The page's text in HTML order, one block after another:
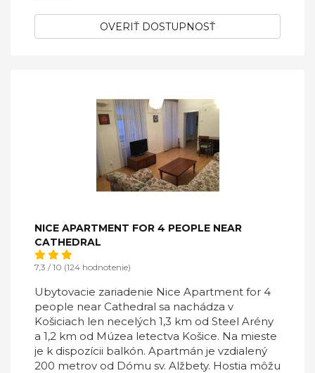
OVERIŤ DOSTUPNOSŤ
NICE APARTMENT FOR 4 PEOPLE NEAR
CATHEDRAL
7,3 / 10 (124 hodnotenie)
Ubytovacie zariadenie Nice Apartment for 4
people near Cathedral sa nachádza v
Košiciach len necelých 1,3 km od Steel Arény
a 1,2 km od Múzea letectva Košice. Na mieste
je k dispozícii balkón. Apartmán je vzdialený
200 metrov od Dómu sv. Alžbety. Hostia môžu